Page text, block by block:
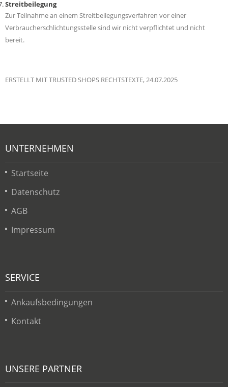
Streitbeilegung
Zur Teilnahme an einem Streitbeilegungsverfahren vor einer
Verbraucherschlichtungsstelle sind wir nicht verpflichtet und nicht
bereit.
ERSTELLT MIT TRUSTED SHOPS RECHTSTEXTE, 24.07.2025
UNTERNEHMEN
Startseite
Datenschutz
AGB
Impressum
SERVICE
Ankaufsbedingungen
Kontakt
UNSERE PARTNER